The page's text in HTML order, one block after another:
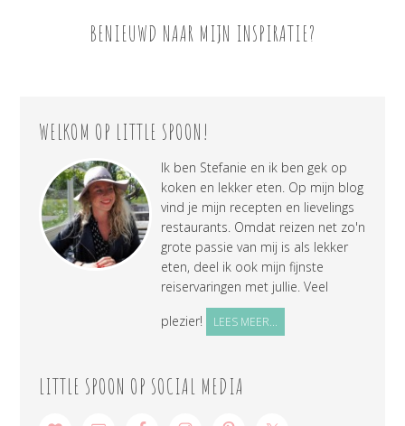
BENIEUWD NAAR MIJN INSPIRATIE?
WELKOM OP LITTLE SPOON!
Ik ben Stefanie en ik ben gek op
koken en lekker eten. Op mijn blog
vind je mijn recepten en lievelings
restaurants. Omdat reizen net zo'n
grote passie van mij is als lekker
eten, deel ik ook mijn fijnste
reiservaringen met jullie. Veel
plezier!
LEES MEER...
LITTLE SPOON OP SOCIAL MEDIA